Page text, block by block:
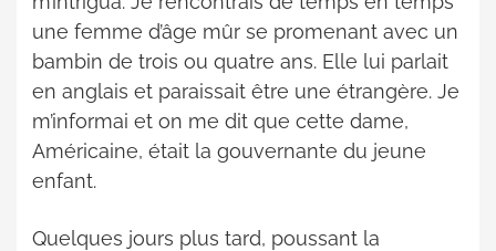
d
a
m
une femme d’âge mûr se promenant avec un
bambin de trois ou quatre ans. Elle lui parlait
en anglais et paraissait être une étrangère. Je
m’informai et on me dit que cette dame,
Américaine, était la gouvernante du jeune
enfant.
Quelques jours plus tard, poussant la